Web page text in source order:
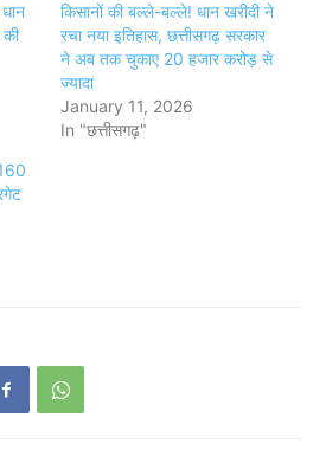
किसानों की बल्ले-बल्ले! धान खरीदी ने
रचा नया इतिहास, छत्तीसगढ़ सरकार
ने अब तक चुकाए 20 हजार करोड़ से
ज्यादा
January 11, 2026
In "छत्तीसगढ़"